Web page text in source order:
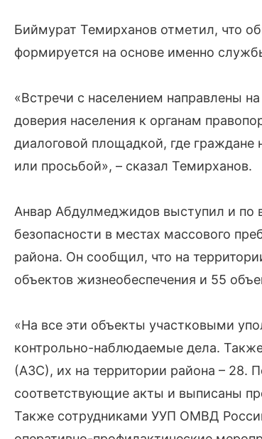
Биймурат Темирханов отметил, что
формируется на основе именно
«Встречи с населением направлены
доверия населения к органам
диалоговой площадкой, где
или просьбой», – сказал Темирханов.
Анвар Абдулмеджидов выступил и по
безопасности в местах массового
района. Он сообщил, что на
объектов жизнеобеспечения и 55
«На все эти объекты участковыми
контрольно-наблюдаемые дела.
(АЗС), их на территории района – 28.
соответствующие акты и выписаны
Также сотрудниками УУП ОМВД